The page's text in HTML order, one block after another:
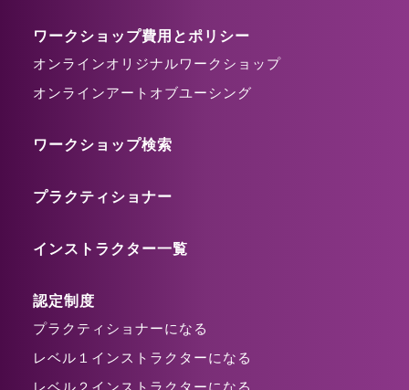
ワークショップ費用とポリシー
オンラインオリジナルワークショップ
オンラインアートオブユーシング
ワークショップ検索
プラクティショナー
インストラクター一覧
認定制度
プラクティショナーになる
レベル１インストラクターになる
レベル２インストラクターになる